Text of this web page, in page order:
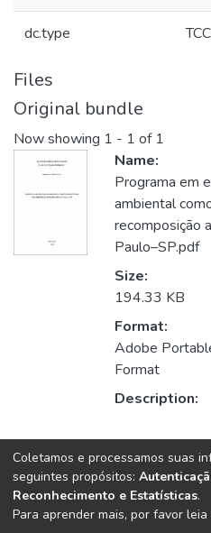
dc.type TCC
Files
Original bundle
Now showing 1 - 1 of 1
Name:
Programa em
ambiental
recomposição
Paulo–SP.pdf
Size:
194.33 KB
Format:
Adobe
Format
Description:
Collections
Ciências Biológicas
Coletamos e processamos suas
seguintes propósitos:
Reconhecimento e Estatísticas.
Para aprender mais, por favor leia